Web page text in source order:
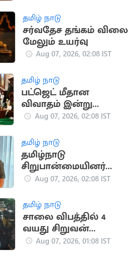
விளக்கம்
தமிழ் நாடு
சர்வதேச தங்கம் விலை
மேலும் உயர்வு
Aug 07, 2026, 02:08 IST
தமிழ் நாடு
பட்ஜெட் மீதான
விவாதம் இன்று
தொடக்கம்
Aug 07, 2026, 02:08 IST
தமிழ் நாடு
தமிழ்நாடு
சிறுபான்மையினர்
ஆணையத்தின்
ஜெரால்டு நியமனம்
Aug 07, 2026, 02:08 IST
தமிழ் நாடு
சாலை விபத்தில் 4
வயது சிறுவன்
உயிரிழப்பு
Aug 07, 2026, 01:08 IST